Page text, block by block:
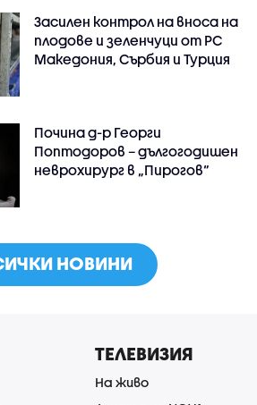
Засилен контрол на вноса на
плодове и зеленчуци от РС
Македония, Сърбия и Турция
Почина д-р Георги
Поптодоров – дългогодишен
неврохирург в „Пирогов“
НОВИНИ
ТЕЛЕВИЗИЯ
На живо